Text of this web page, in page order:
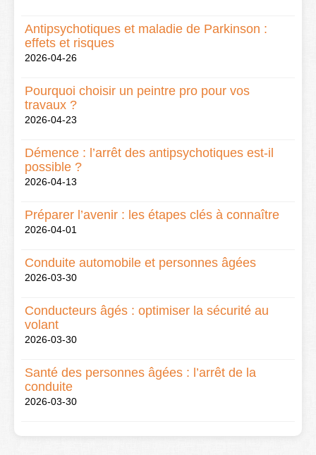
Antipsychotiques et maladie de Parkinson :
effets et risques
2026-04-26
Pourquoi choisir un peintre pro pour vos
travaux ?
2026-04-23
Démence : l’arrêt des antipsychotiques est-il
possible ?
2026-04-13
Préparer l’avenir : les étapes clés à connaître
2026-04-01
Conduite automobile et personnes âgées
2026-03-30
Conducteurs âgés : optimiser la sécurité au
volant
2026-03-30
Santé des personnes âgées : l’arrêt de la
conduite
2026-03-30